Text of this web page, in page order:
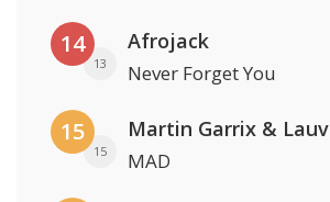
14
13
Afrojack
Never Forget You
15
15
Martin Garrix & Lauv
MAD